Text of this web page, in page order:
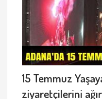
15 Temmuz
ziyaretçilerini